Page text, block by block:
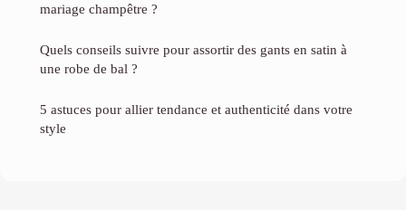
mariage champêtre ?
Quels conseils suivre pour assortir des gants en satin à
une robe de bal ?
5 astuces pour allier tendance et authenticité dans votre
style